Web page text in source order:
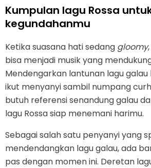
Kumpulan lagu Rossa
kegundahanmu
Ketika suasana hati sedang gloomy
bisa menjadi musik yang
Mendengarkan lantunan lagu
ikut menyanyi sambil numpang
butuh referensi senandung galau
lagu Rossa siap menemani harimu.
Sebagai salah satu penyanyi yang
mendendangkan lagu galau, ada
pas dengan momen ini. Deretan